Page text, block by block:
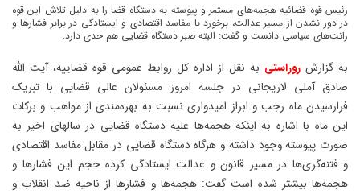
رئیس قوه قضائیه هجمه‌های مستمر و پیوسته به دستگاه قضا را به دلیل تلاش این قوه
در دور نشدن از مسیر عدالت، برخورد با مفاسد اقتصادی و ایستادگی در برابر فشارها و
رانت‌های سیاسی دانست و گفت: البته صبر دستگاه قضایی هم حدی دارد.
به گزارش روراستی به نقل از اداره کل روابط عمومی قوه قضاییه، آیت الله
صادق آملی لاریجانی در جلسه امروز مسئولان عالی قضایی با تبریک
فرارسیدن ماه رجب و ابراز امیدواری نسبت به بهره‌مندی از مواهب و برکات
این ماه با اشاره به اینکه هجمه‌ها علیه دستگاه قضایی در سالهای اخیر به
صورت پیوسته وجود داشته و هرگاه دستگاه قضایی در مقابل مفاسد اقتصادی
و فتنه‌گری‌ها در مسیر قانون و عدالت ایستادگی کرده حجم این فشارها و
هجمه‌ها بیشتر شده است گفت: هجمه‌ها و فشارها از ناحیه ضد انقلاب و